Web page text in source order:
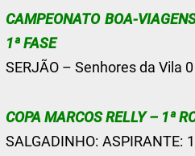
CAMPEONATO BOA-
1ª FASE
SERJÃO – Senhores da Vila
COPA MARCOS RELLY – 1ª
SALGADINHO: